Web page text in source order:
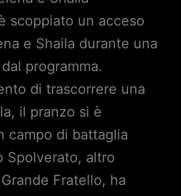
scoppiato un acceso
e Shaila durante una
programma.
di trascorrere una
il pranzo si è
campo di battaglia
Spolverato, altro
Fratello, ha